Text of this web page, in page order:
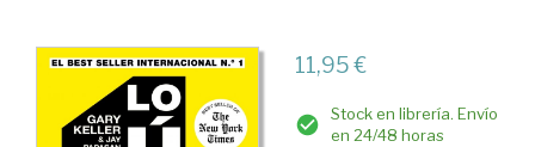
11,95 €
Stock en librería. Envío
en 24/48 horas